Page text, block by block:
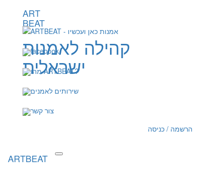
ART
BEAT
קהילה לאמנות
ישראלית
facebook
מהו ARTBEAT?
שירותים לאמנים
צור קשר
הרשמה / כניסה
ARTBEAT